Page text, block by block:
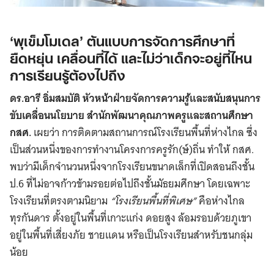
‘พุเข็มโมเดล’ ต้นแบบการจัดการศึกษาที่
ยืดหยุ่น เคลื่อนที่ได้ และไม่ว่าเด็กจะอยู่ที่ไหน
การเรียนรู้ต้องไปถึง
ดร.อารี อิ่มสมบัติ หัวหน้าฝ่ายจัดการความรู้และสนับสนุนการ
ขับเคลื่อนนโยบาย สำนักพัฒนาคุณภาพครูและสถานศึกษา
กสศ.เผยว่า การติดตามสถานการณ์โรงเรียนพื้นที่ห่างไกล ซึ่ง
เป็นส่วนหนึ่งของการทำงานโครงการครูรัก(ษ์)ถิ่น ทำให้ กสศ.
พบว่ามีเด็กจำนวนหนึ่งจากโรงเรียนขนาดเล็กที่เปิดสอนถึงชั้น
ป.6 ที่ไม่อาจก้าวข้ามรอยต่อไปถึงชั้นมัธยมศึกษา โดยเฉพาะ
โรงเรียนที่ตรงตามนิยาม “โรงเรียนพื้นที่พิเศษ”คือห่างไกล
ทุรกันดาร ตั้งอยู่ในพื้นที่เกาะแก่ง ดอยสูง ล้อมรอบด้วยภูเขา
อยู่ในพื้นที่เสี่ยงภัย ชายแดน หรือเป็นโรงเรียนสำหรับชนกลุ่ม
น้อย